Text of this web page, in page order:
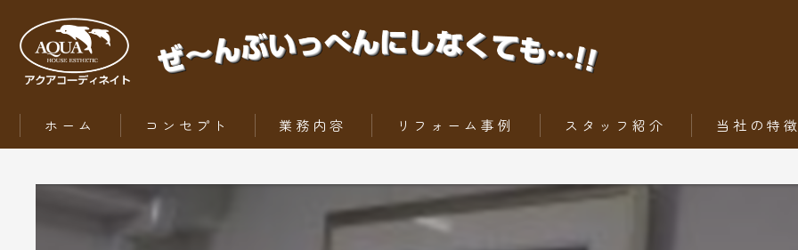
ホーム コンセプト 業務内容
ZEH（ゼッチ）とは
リフォーム事例
ちょっとだけリフォーム
トータルリフォーム
スタッフ紹介 当社の特徴
内装工事